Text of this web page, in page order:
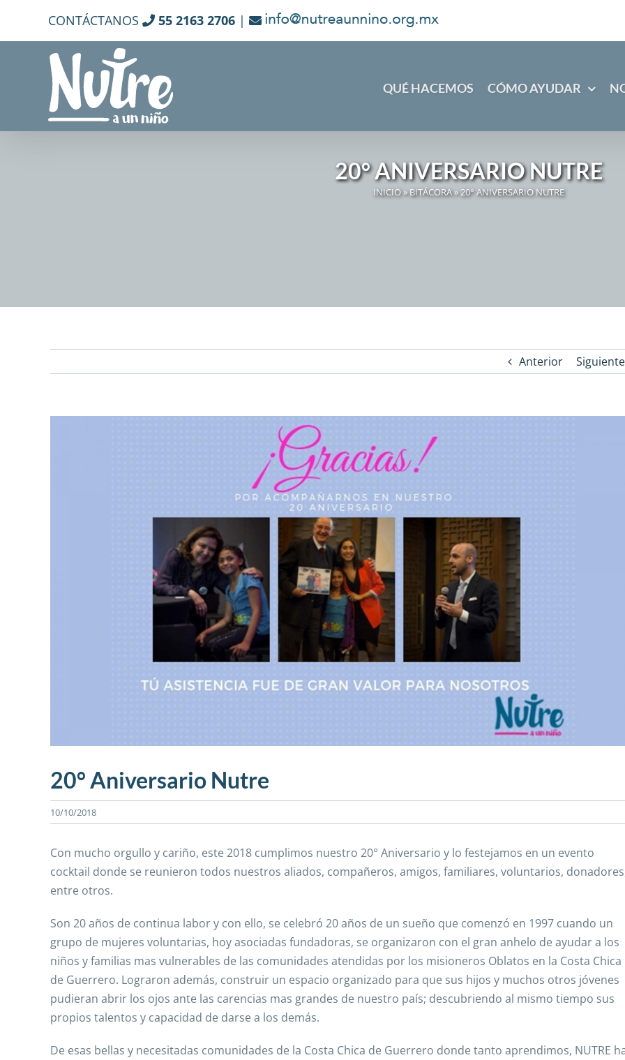
content
CONTÁCTANOS 55 2163 2706|
QUÉ HACEMOS CÓMO AYUDAR
20° ANIVERSARIO NUTRE
INICIO»BITÁCORA»20° ANIVERSARIO NUTRE
Anterior Siguiente
20° Aniversario Nutre
10/10/2018
Con mucho orgullo y cariño, este 2018 cumplimos nuestro 20° Aniversario y lo festejamos en un evento
cocktail donde se reunieron todos nuestros aliados, compañeros, amigos, familiares, voluntarios,
entre otros.
Son 20 años de continua labor y con ello, se celebró 20 años de un sueño que comenzó en 1997 cuando un
grupo de mujeres voluntarias, hoy asociadas fundadoras, se organizaron con el gran anhelo de ayudar a los
niños y familias mas vulnerables de las comunidades atendidas por los misioneros Oblatos en la Costa Chica
de Guerrero. Lograron además, construir un espacio organizado para que sus hijos y muchos otros jóvenes
pudieran abrir los ojos ante las carencias mas grandes de nuestro país; descubriendo al mismo tiempo sus
propios talentos y capacidad de darse a los demás.
De esas bellas y necesitadas comunidades de la Costa Chica de Guerrero donde tanto aprendimos, NUTRE